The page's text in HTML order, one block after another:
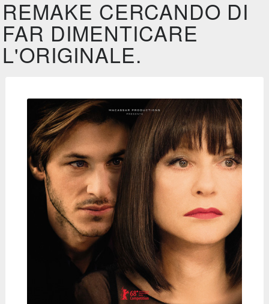
REMAKE CERCANDO DI
FAR DIMENTICARE
L'ORIGINALE.